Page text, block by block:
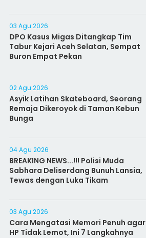
03 Agu 2026
DPO Kasus Migas Ditangkap Tim
Tabur Kejari Aceh Selatan, Sempat
Buron Empat Pekan
02 Agu 2026
Asyik Latihan Skateboard, Seorang
Remaja Dikeroyok di Taman Kebun
Bunga
04 Agu 2026
BREAKING NEWS...!!! Polisi Muda
Sabhara Deliserdang Bunuh Lansia,
Tewas dengan Luka Tikam
03 Agu 2026
Cara Mengatasi Memori Penuh agar
HP Tidak Lemot, Ini 7 Langkahnya